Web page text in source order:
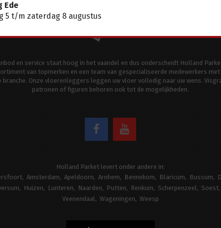
en service staat hoog in het vaandel en dus onderscheidt Holland
van topmerken en een team van gespecialiseerde medewerkers
branche. Onze vloerenleggers leggen uw vloer volledig naar uw wens.
patronen of figuren behoren ook tot de mogelijkheden.
Holland Parket levert onder andere in:
Amsterdam Apeldoorn Arnhem Bennekom Blaricum Bussum
Huizen Lunteren Naarden Putten Renkum Scherpenzeel
Soest
Veenendaal
Wageningen Weesp
Ede
5 t/m zaterdag 8 augustus